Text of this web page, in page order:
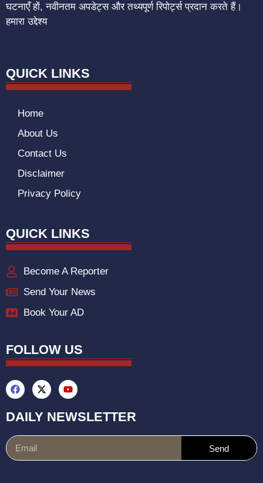
घटनाएँ हों, नवीनतम अपडेट्स और तथ्यपूर्ण रिपोर्ट्स प्रदान करते हैं।
हमारा उद्देश्य
QUICK LINKS
Home
About Us
Contact Us
Disclaimer
Privacy Policy
QUICK LINKS
Become A Reporter
Send Your News
Book Your AD
FOLLOW US
DAILY NEWSLETTER
Send